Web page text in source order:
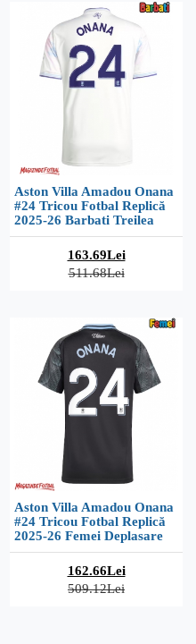
Aston Villa Amadou Onana
#24 Tricou Fotbal Replică
2025-26 Barbati Treilea
163.69Lei
511.68Lei
Aston Villa Amadou Onana
#24 Tricou Fotbal Replică
2025-26 Femei Deplasare
162.66Lei
509.12Lei